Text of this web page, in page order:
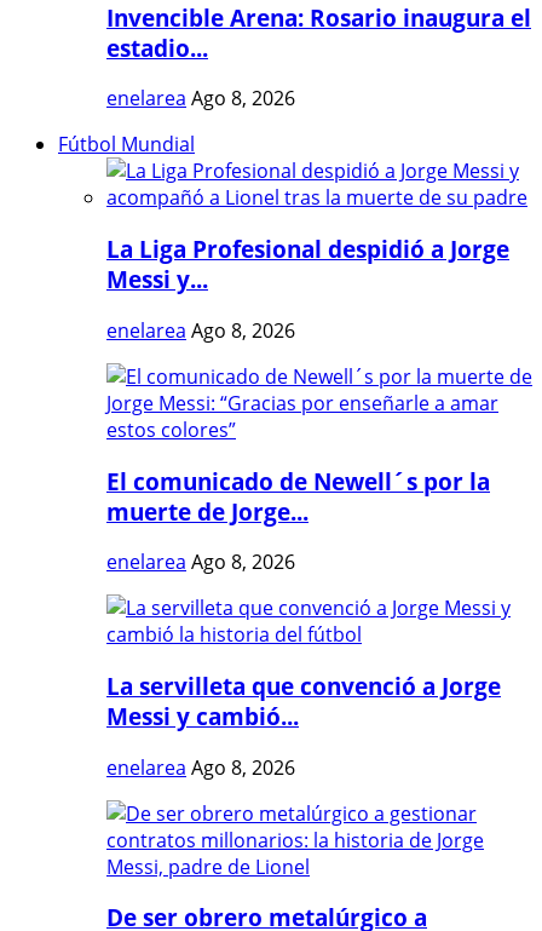
Invencible Arena: Rosario inaugura el
estadio...
enelarea Ago 8, 2026
Fútbol Mundial
La Liga Profesional despidió a Jorge
Messi y...
enelarea Ago 8, 2026
El comunicado de Newell´s por la
muerte de Jorge...
enelarea Ago 8, 2026
La servilleta que convenció a Jorge
Messi y cambió...
enelarea Ago 8, 2026
De ser obrero metalúrgico a